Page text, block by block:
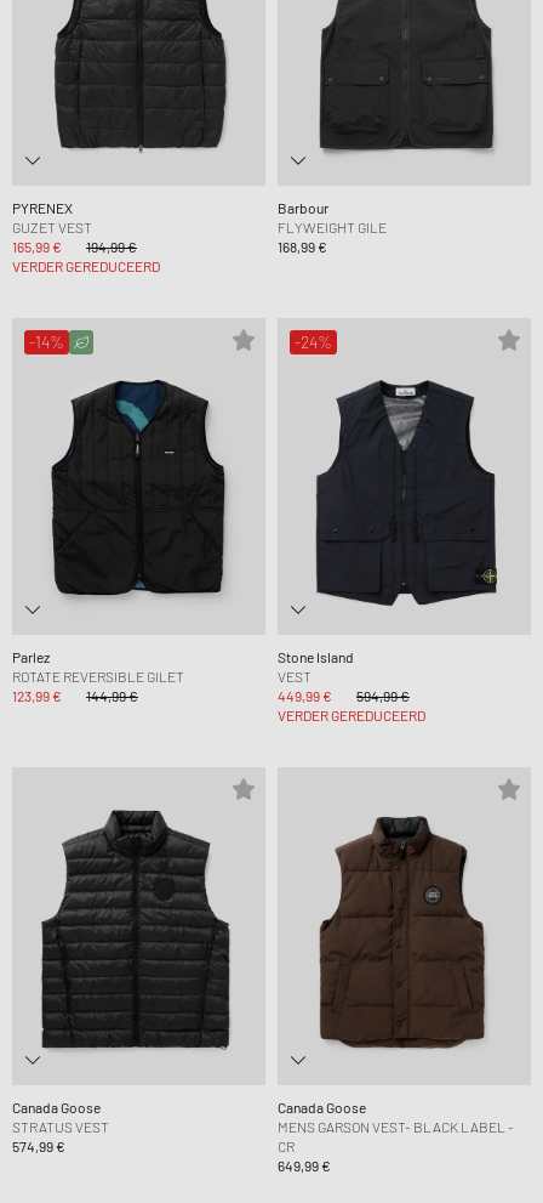
PYRENEX
GUZET VEST
165,99 €
194,99 €
VERDER GEREDUCEERD
Barbour
FLYWEIGHT GILE
168,99 €
-14%
Parlez
ROTATE REVERSIBLE GILET
123,99 €
144,99 €
-24%
Stone Island
VEST
449,99 €
594,99 €
VERDER GEREDUCEERD
Canada Goose
STRATUS VEST
574,99 €
Canada Goose
MENS GARSON VEST- BLACK LABEL -
CR
649,99 €